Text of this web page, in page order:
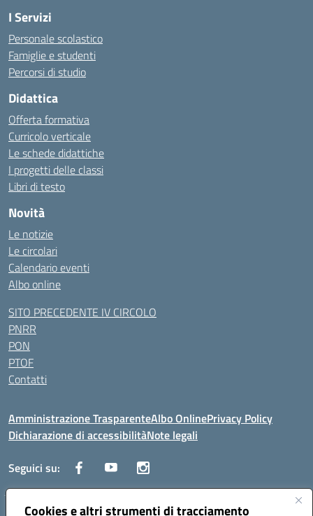
Cookies e altri strumenti di tracciamento
I Servizi
Personale scolastico
Famiglie e studenti
Percorsi di studio
Didattica
Offerta formativa
Curricolo verticale
Le schede didattiche
I progetti delle classi
Libri di testo
Novità
Le notizie
Le circolari
Calendario eventi
Albo online
SITO PRECEDENTE IV CIRCOLO
PNRR
PON
PTOF
Contatti
Amministrazione TrasparenteAlbo OnlinePrivacy Policy
Dichiarazione di accessibilitàNote legali
Seguici su: